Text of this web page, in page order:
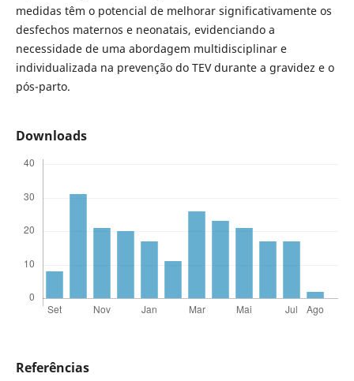
medidas têm o potencial de melhorar significativamente os
desfechos maternos e neonatais, evidenciando a
necessidade de uma abordagem multidisciplinar e
individualizada na prevenção do TEV durante a gravidez e o
pós-parto.
Downloads
Referências